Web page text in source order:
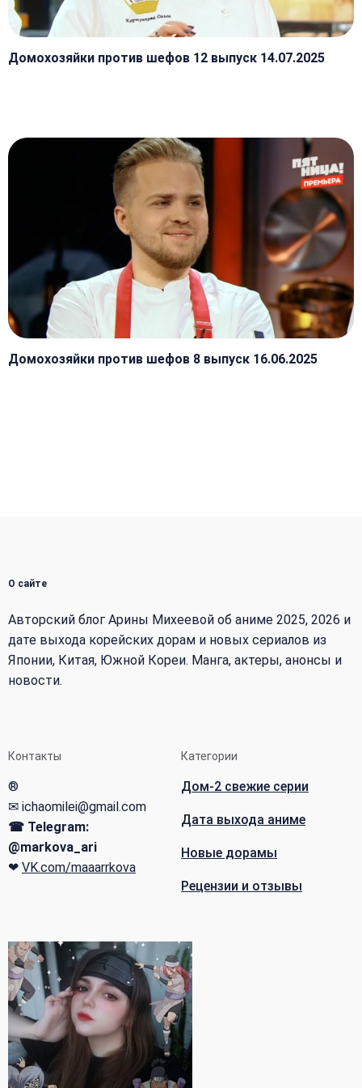
Домохозяйки против шефов 12 выпуск 14.07.2025
Домохозяйки против шефов 8 выпуск 16.06.2025
О сайте
Авторский блог Арины Михеевой об аниме 2025, 2026 и
дате выхода корейских дорам и новых сериалов из
Японии, Китая, Южной Кореи. Манга, актеры, анонсы и
новости.
Контакты
®
✉ ichaomilei@gmail.com
☎ Telegram:
@markova_ari
❤ VK.com/maaarrkova
Категории
Дом-2 свежие серии
Дата выхода аниме
Новые дорамы
Рецензии и отзывы